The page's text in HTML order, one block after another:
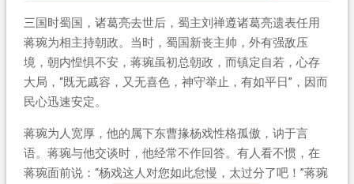
三国时蜀国，诸葛亮去世后，蜀主刘禅遵诸葛亮遗表任用
蒋琬为相主持朝政。当时，蜀国新丧主帅，外有强敌压
境，朝内惶惧不安，蒋琬虽初总朝政，而镇定自若，心存
大局，“既无戚容，又无喜色，神守举止，有如平日”，因而
民心迅速安定。
蒋琬为人宽厚，他的属下东曹掾杨戏性格孤傲，讷于言
语。蒋琬与他交谈时，他经常不作回答。有人看不惯，在
蒋琬面前说：“杨戏这人对您如此怠慢，太过分了吧！”蒋琬